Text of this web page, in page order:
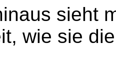
sieht
wie sie